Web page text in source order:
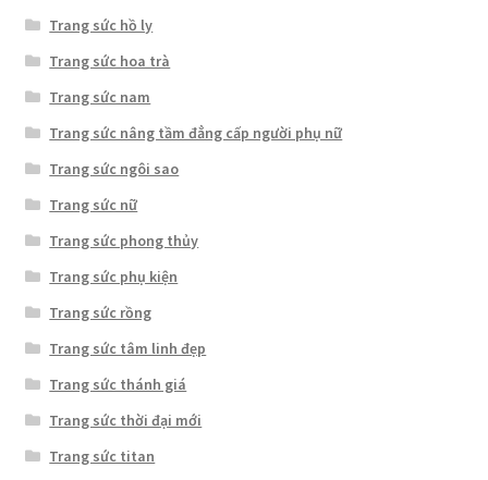
Trang sức hồ ly
Trang sức hoa trà
Trang sức nam
Trang sức nâng tầm đẳng cấp người phụ nữ
Trang sức ngôi sao
Trang sức nữ
Trang sức phong thủy
Trang sức phụ kiện
Trang sức rồng
Trang sức tâm linh đẹp
Trang sức thánh giá
Trang sức thời đại mới
Trang sức titan